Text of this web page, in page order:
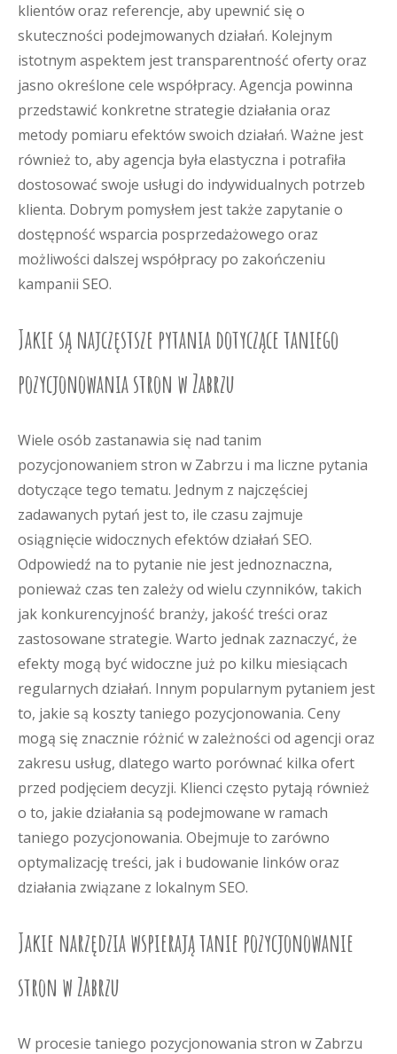
klientów oraz referencje, aby upewnić się o
skuteczności podejmowanych działań. Kolejnym
istotnym aspektem jest transparentność oferty oraz
jasno określone cele współpracy. Agencja powinna
przedstawić konkretne strategie działania oraz
metody pomiaru efektów swoich działań. Ważne jest
również to, aby agencja była elastyczna i potrafiła
dostosować swoje usługi do indywidualnych potrzeb
klienta. Dobrym pomysłem jest także zapytanie o
dostępność wsparcia posprzedażowego oraz
możliwości dalszej współpracy po zakończeniu
kampanii SEO.
Jakie są najczęstsze pytania dotyczące taniego
pozycjonowania stron w Zabrzu
Wiele osób zastanawia się nad tanim
pozycjonowaniem stron w Zabrzu i ma liczne pytania
dotyczące tego tematu. Jednym z najczęściej
zadawanych pytań jest to, ile czasu zajmuje
osiągnięcie widocznych efektów działań SEO.
Odpowiedź na to pytanie nie jest jednoznaczna,
ponieważ czas ten zależy od wielu czynników, takich
jak konkurencyjność branży, jakość treści oraz
zastosowane strategie. Warto jednak zaznaczyć, że
efekty mogą być widoczne już po kilku miesiącach
regularnych działań. Innym popularnym pytaniem jest
to, jakie są koszty taniego pozycjonowania. Ceny
mogą się znacznie różnić w zależności od agencji oraz
zakresu usług, dlatego warto porównać kilka ofert
przed podjęciem decyzji. Klienci często pytają również
o to, jakie działania są podejmowane w ramach
taniego pozycjonowania. Obejmuje to zarówno
optymalizację treści, jak i budowanie linków oraz
działania związane z lokalnym SEO.
Jakie narzędzia wspierają tanie pozycjonowanie
stron w Zabrzu
W procesie taniego pozycjonowania stron w Zabrzu